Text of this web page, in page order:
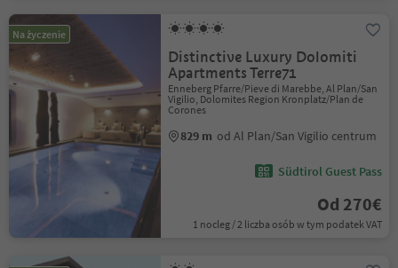
Na życzenie
Distinctive Luxury Dolomiti
Apartments Terre71
Enneberg Pfarre/Pieve di Marebbe, Al Plan/San
Vigilio, Dolomites Region Kronplatz/Plan de
Corones
829 m od Al Plan/San Vigilio centrum
Südtirol Guest Pass
Od 270€
1 nocleg / 2 liczba osób w tym podatek VAT